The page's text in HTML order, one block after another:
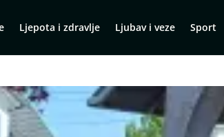
Ljepota i zdravlje Ljubav i veze Sport